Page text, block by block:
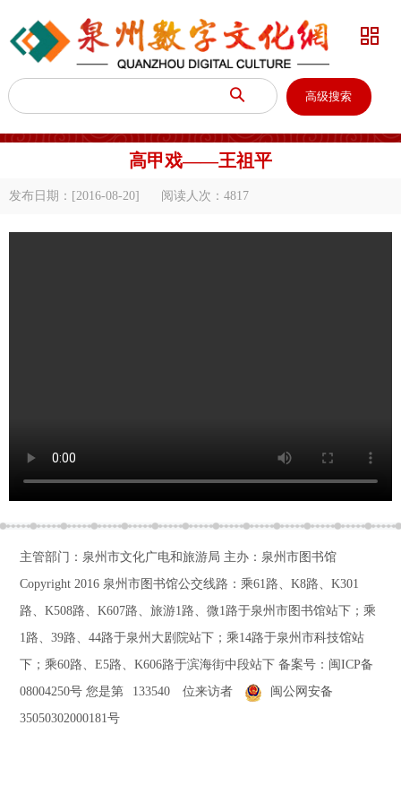
 高级搜索

高甲戏——王祖平
发布日期：[2016-08-20] 阅读人次： 4817
主管部门：泉州市文化广电和旅游局 主办：泉州市图书馆
Copyright 2016 泉州市图书馆公交线路：乘61路、K8路、K301
路、K508路、K607路、旅游1路、微1路于泉州市图书馆站下；乘
1路、39路、44路于泉州大剧院站下；乘14路于泉州市科技馆站
下；乘60路、E5路、K606路于滨海街中段站下备案号： 闽ICP备
08004250号 您是第 133540 位来访者
闽公网安备
35050302000181号